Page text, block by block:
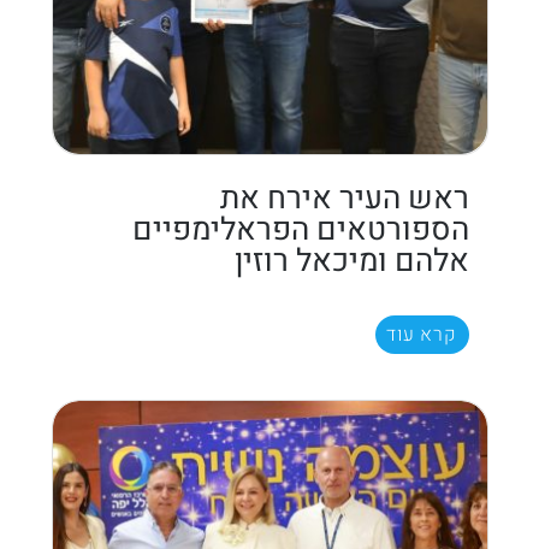
ראש העיר אירח את
הספורטאים הפראלימפיים
אלהם ומיכאל רוזין
קרא עוד